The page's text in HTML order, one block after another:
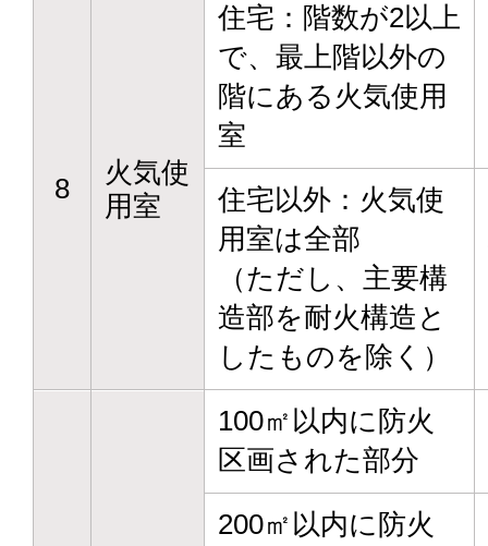
8
火気使
用室
住宅：階数が2以上
で、最上階以外の
階にある火気使用
室
住宅以外：火気使
用室は全部
（ただし、主要構
造部を耐火構造と
したものを除く）
100㎡以内に防火
区画された部分
200㎡以内に防火